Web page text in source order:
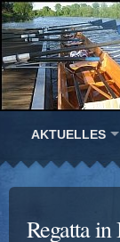
AKTUELLES
Regatta